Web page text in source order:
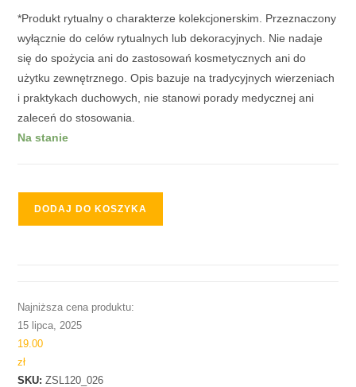
*Produkt rytualny o charakterze kolekcjonerskim. Przeznaczony
wyłącznie do celów rytualnych lub dekoracyjnych. Nie nadaje
się do spożycia ani do zastosowań kosmetycznych ani do
użytku zewnętrznego. Opis bazuje na tradycyjnych wierzeniach
i praktykach duchowych, nie stanowi porady medycznej ani
zaleceń do stosowania.
Na stanie
DODAJ DO KOSZYKA
Najniższa cena produktu:
15 lipca, 2025
19.00
zł
SKU:ZSL120_026